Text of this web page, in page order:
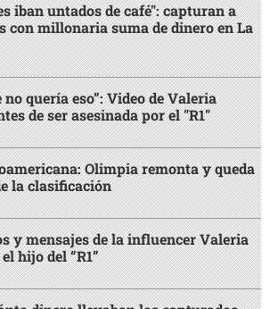
iban untados de café": capturan a
con millonaria suma de dinero en La
no quería eso”: Video de Valeria
de ser asesinada por el "R1"
Olimpia remonta y queda
la clasificación
y mensajes de la influencer Valeria
hijo del “R1”